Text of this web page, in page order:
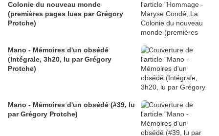
Colonie du nouveau monde
(premières pages lues par Grégory
Protche)
Mano - Mémoires d'un obsédé
(Intégrale, 3h20, lu par Grégory
Protche)
Mano - Mémoires d'un obsédé (#39, lu
par Grégory Protche)